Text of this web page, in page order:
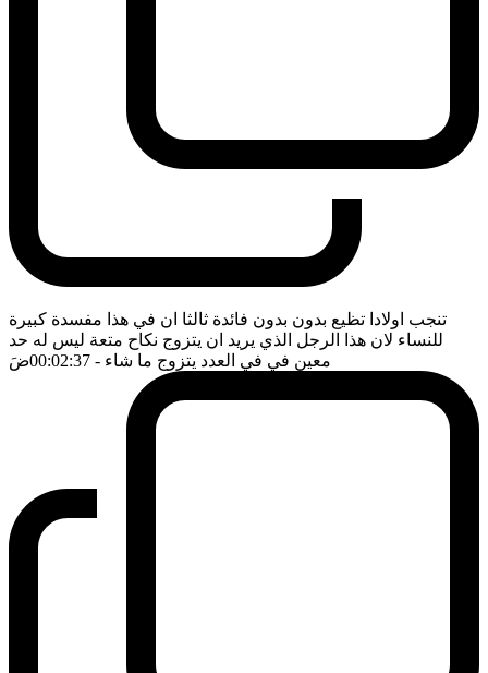
تنجب اولادا تظيع بدون بدون فائدة ثالثا ان في هذا مفسدة كبيرة
للنساء لان هذا الرجل الذي يريد ان يتزوج نكاح متعة ليس له حد
معين في في العدد يتزوج ما شاء - 00:02:37 ضَ